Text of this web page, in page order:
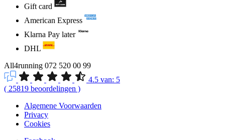
Gift card
American Express
Klarna Pay later
DHL
All4running 072 520 00 99
4.5 van: 5
( 25819 beoordelingen )
Algemene Voorwaarden
Privacy
Cookies